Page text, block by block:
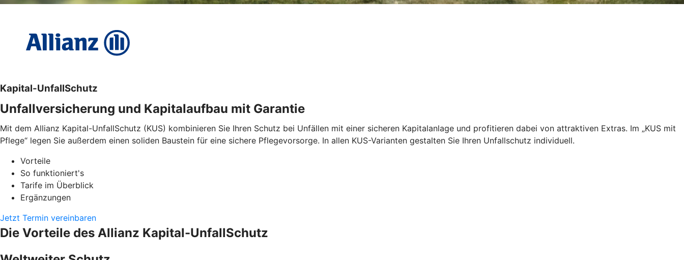
Kapital-UnfallSchutz
Unfallversicherung und Kapitalaufbau mit Garantie
Mit dem Allianz Kapital-UnfallSchutz (KUS) kombinieren Sie Ihren Schutz bei Unfällen mit einer sicheren Kapitalanlage und profitieren dabei von attraktiven Extras. Im „KUS mit
Pflege“ legen Sie außerdem einen soliden Baustein für eine sichere Pflegevorsorge. In allen KUS-Varianten gestalten Sie Ihren Unfallschutz individuell.
Vorteile
So funktioniert's
Tarife im Überblick
Ergänzungen
Jetzt Termin vereinbaren
Die Vorteile des Allianz Kapital-UnfallSchutz